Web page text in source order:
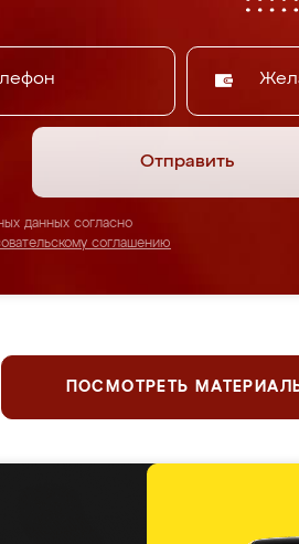
Отправить
данных согласно
соглашению
ПОСМОТРЕТЬ